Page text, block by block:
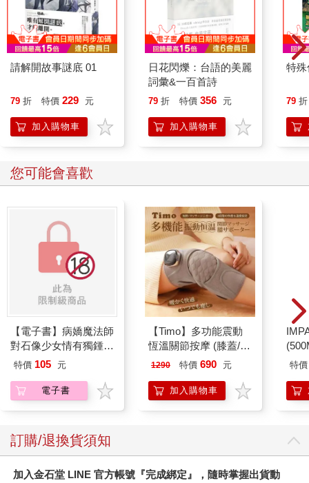
請解開故事謎底 01
79 折 特價 229 元
加入購物車
日花閃爍：台語的美麗
詞彙&一百首詩
79 折 特價 356 元
加入購物車
特
79 折
您可能會喜歡
【電子書】病嬌魔法師
對石像少女情有獨鍾
——魔女融化在愛徒的
特價 105 元
電子書
【Timo】多功能震動
恆溫關節按摩 (膝蓋/
肩/手肘通用) 無線充電
膝熱敷 【單入組】
1290 特價 690 元
加入購物車
特價
訂購/退換貨須知
加入金石堂 LINE 官方帳號『完成綁定』，隨時掌握出貨動